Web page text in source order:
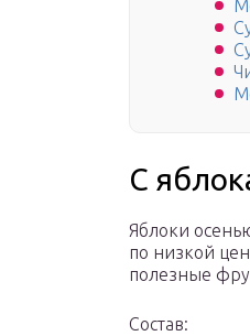
С
Яблоки
по низкой
полезные
Состав: